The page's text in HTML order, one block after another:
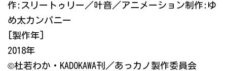
作:スリートゥリー／叶音／アニメーション制作:ゆ
め太カンパニー
[製作年]
2018年
©杜若わか・KADOKAWA刊／あっカノ製作委員会